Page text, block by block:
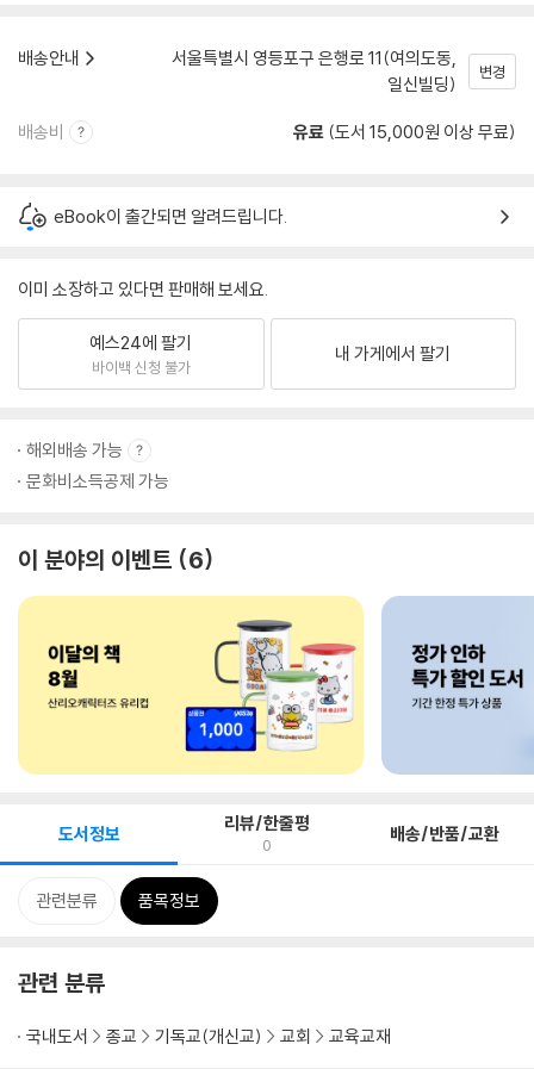
배송안내
서울특별시 영등포구 은행로 11(여의도동,
일신빌딩)
변경
배송비 유료 (도서 15,000원 이상 무료)
eBook이 출간되면 알려드립니다.
이미 소장하고 있다면 판매해 보세요.
예스24에 팔기
바이백 신청 불가
내 가게에서 팔기
해외배송 가능
문화비소득공제 가능
이 분야의 이벤트 6
도서정보 리뷰/한줄평
0 배송/반품/교환
관련분류 품목정보
관련 분류
국내도서 종교 기독교(개신교) 교회 교육교재